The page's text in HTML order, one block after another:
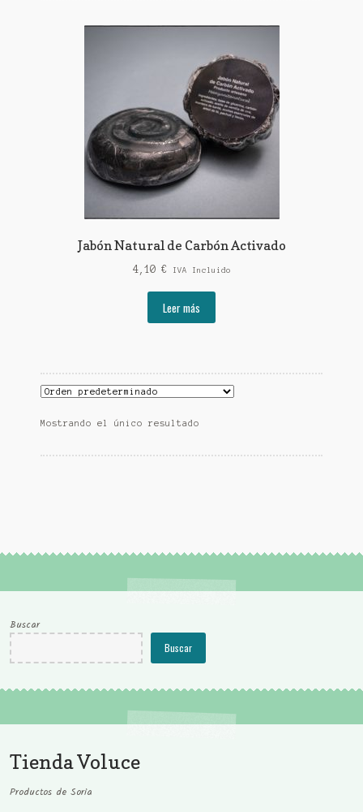
Jabón Natural de Carbón Activado
4,10 € IVA Incluido
Leer más
Mostrando el único resultado
Buscar
Buscar
Tienda Voluce
Productos de Soria